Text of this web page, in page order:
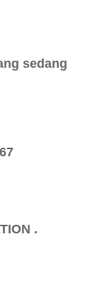
sedang
.